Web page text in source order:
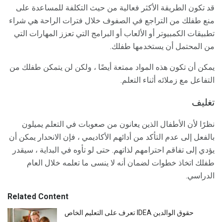
قد تكون الطريقة الأكثر فعالية من حيث التكلفة للمساعدة على
منع طفلك من التراجع في الصفوف خلال فترات الراحة هي شراء
تطبيقات الكمبيوتر أو الألعاب أو البرامج التي تعزز المهارات التي
من المحتمل أن يستخدمها طفلك.
يمكن أن تكون هذه المواد ممتعة أيضًا ، ولكن لن يتمكن طفلك من
التفاعل مع زملائه أثناء التعلم.
تغليف
نظرًا لأن الأطفال الذين يعانون من صعوبات في التعلم يميلون
بالفعل إلى عدم التأكد من أدائهم الأكاديمي ، فإن الانحدار يمكن أن
يؤدي إلى تفاقم احترامهم لذاتهم. حتى لو تأوه في البداية ، سيقدر
طفلك اتخاذ خطوات لضمان أنه لا ينسى ما تعلمه خلال العام
الدراسي.
Related Content
تعرف على التعليم الخاص IDEA حقوق الوالدين